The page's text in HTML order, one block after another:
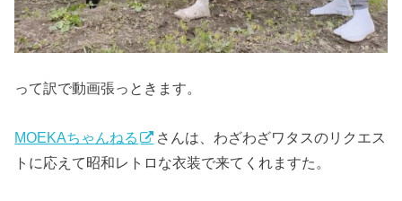
って訳で動画張っときます。
MOEKAちゃんねる
さんは、わざわざワタスのリクエス
トに応えて昭和レトロな衣装で来てくれますた。